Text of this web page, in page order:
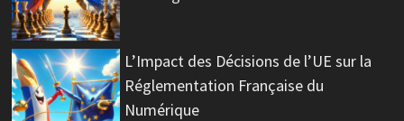
L’Impact des Décisions de l’UE sur la
Réglementation Française du
Numérique